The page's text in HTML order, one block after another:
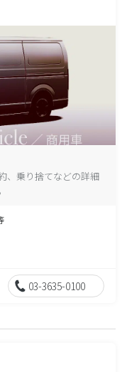
、乗り捨てなどの詳細
03-3635-0100